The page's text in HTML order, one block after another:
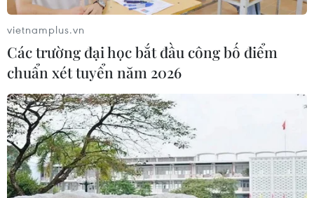
Nga tuyên bố đáp trả các biện
pháp trừng phạt của Mỹ
30/12/2016 08:04
Người phát ngôn của Điện Kremlin, ông Dmitry Peskov
vietnamplus.vn
Các trường đại học bắt đầu công bố điểm
chuẩn xét tuyển năm 2026